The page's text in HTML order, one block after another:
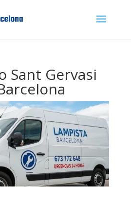
Sant Gervasi